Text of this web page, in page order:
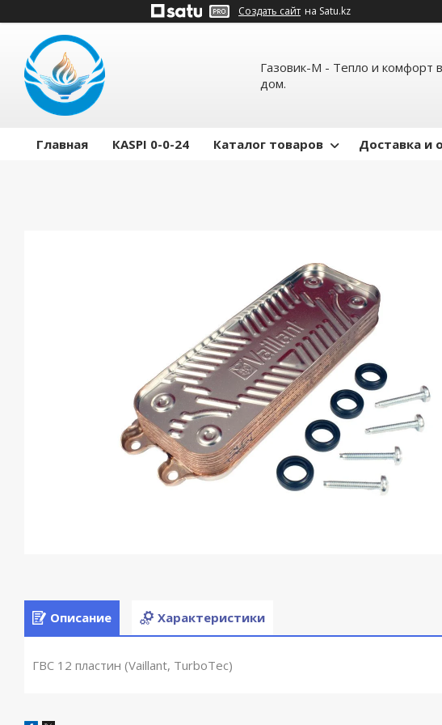
Создать сайт на Satu.kz
Газовик-М - Тепло и комфорт
дом.
Главная КASPI 0-0-24 Каталог товаров Доставка и
Описание Характеристики
ГВС 12 пластин (Vaillant, TurboTec)